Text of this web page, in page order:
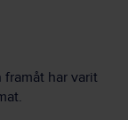
har varit